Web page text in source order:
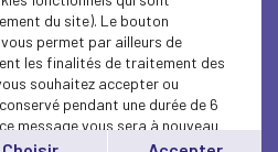
du site). Le bouton
permet par ailleurs de
les finalités de traitement des
souhaitez accepter ou
pendant une durée de 6
message vous sera à nouveau